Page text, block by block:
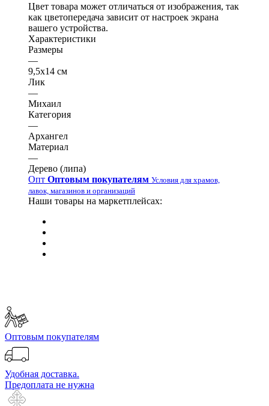
Цвет товара может отличаться от изображения, так
как цветопередача зависит от настроек экрана
вашего устройства.
Характеристики
Размеры
—
9,5х14 см
Лик
—
Михаил
Категория
—
Архангел
Материал
—
Дерево (липа)
Опт Оптовым покупателям Условия для храмов,
лавок, магазинов и организаций
Наши товары на маркетплейсах:
Оптовым покупателям
Удобная доставка.
Предоплата не нужна